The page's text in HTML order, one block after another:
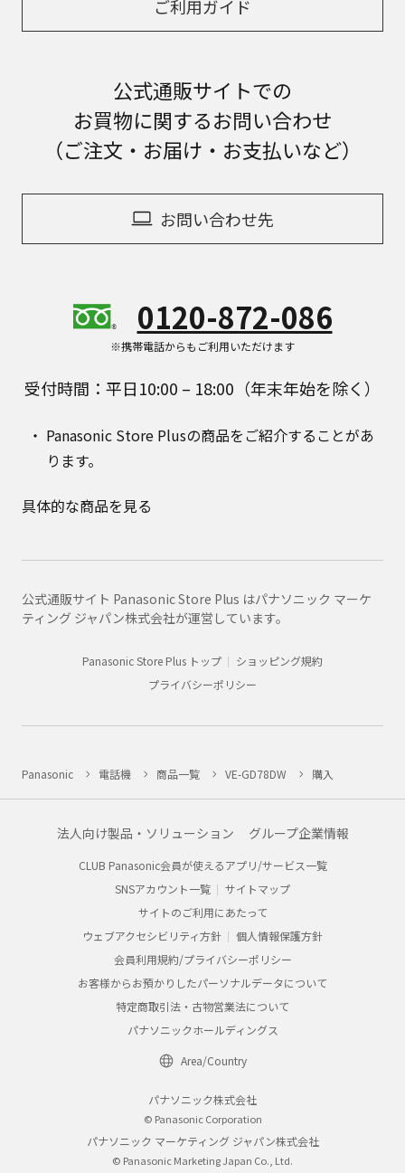
ご利用ガイド
公式通販サイトでの
お買物に関するお問い合わせ
（ご注文・お届け・お支払いなど）
お問い合わせ先
0120-872-086
※携帯電話からもご利用いただけます
受付時間：平日10:00 – 18:00（年末年始を除く）
Panasonic Store Plusの商品をご紹介することがあ
ります。
具体的な商品を見る
公式通販サイト Panasonic Store Plus はパナソニック マーケ
ティング ジャパン株式会社が運営しています。
Panasonic Store Plus トップ
ショッピング規約
プライバシーポリシー
Panasonic 電話機 商品一覧 VE-GD78DW 購入
法人向け製品・ソリューション グループ企業情報
CLUB Panasonic会員が使えるアプリ/サービス一覧
SNSアカウント一覧
サイトマップ
サイトのご利用にあたって
ウェブアクセシビリティ方針
個人情報保護方針
会員利用規約/プライバシーポリシー
お客様からお預かりしたパーソナルデータについて
特定商取引法・古物営業法について
パナソニックホールディングス
Area/Country
パナソニック株式会社
© Panasonic Corporation
パナソニック マーケティング ジャパン株式会社
© Panasonic Marketing Japan Co., Ltd.